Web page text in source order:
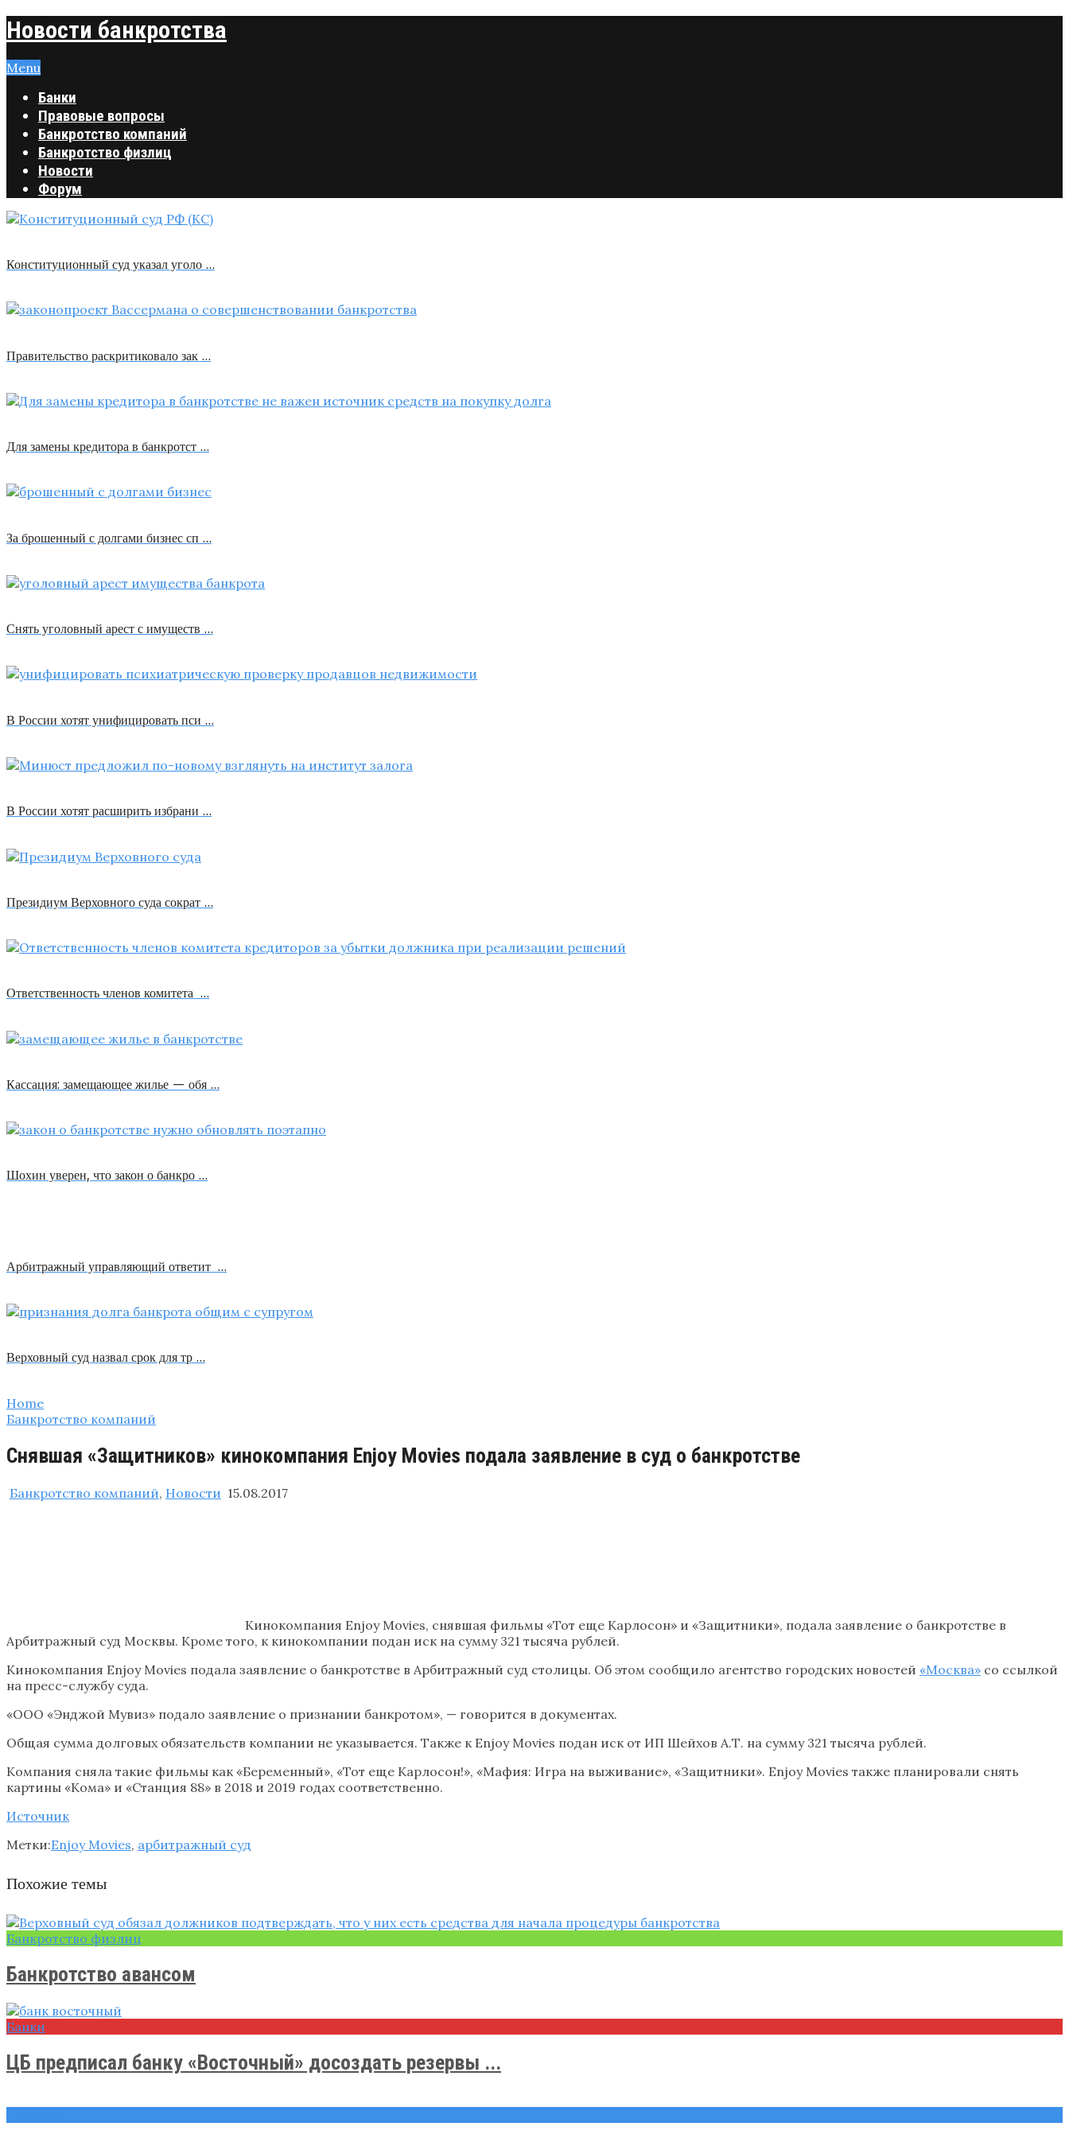
Новости банкротства
Menu
Банки
Правовые вопросы
Банкротство компаний
Банкротство физлиц
Новости
Форум
Конституционный суд указал уголо …
Правительство раскритиковало зак …
Для замены кредитора в банкротст …
За брошенный с долгами бизнес сп …
Снять уголовный арест с имуществ …
В России хотят унифицировать пси …
В России хотят расширить избрани …
Президиум Верховного суда сократ …
Ответственность членов комитета …
Кассация: замещающее жилье — обя …
Шохин уверен, что закон о банкро …
Арбитражный управляющий ответит …
Верховный суд назвал срок для тр …
Home
Банкротство компаний
Снявшая «Защитников» кинокомпания Enjoy Movies подала заявление в суд о банкротстве
Банкротство компаний, Новости 15.08.2017
Кинокомпания Enjoy Movies, снявшая фильмы «Тот еще Карлосон» и «Защитники», подала заявление о банкротстве в
Арбитражный суд Москвы. Кроме того, к кинокомпании подан иск на сумму 321 тысяча рублей.
Кинокомпания Enjoy Movies подала заявление о банкротстве в Арбитражный суд столицы. Об этом сообщило агентство городских новостей «Москва» со ссылкой
на пресс-службу суда.
«ООО «Энджой Мувиз» подало заявление о признании банкротом», — говорится в документах.
Общая сумма долговых обязательств компании не указывается. Также к Enjoy Movies подан иск от ИП Шейхов А.Т. на сумму 321 тысяча рублей.
Компания сняла такие фильмы как «Беременный», «Тот еще Карлосон!», «Мафия: Игра на выживание», «Защитники». Enjoy Movies также планировали снять
картины «Кома» и «Станция 88» в 2018 и 2019 годах соответственно.
Источник
Метки:Enjoy Movies, арбитражный суд
Похожие темы
Банкротство физлиц
Банкротство авансом
Банки
ЦБ предписал банку «Восточный» досоздать резервы ...